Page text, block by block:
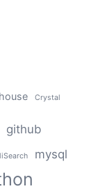
Crystal
github
mysql